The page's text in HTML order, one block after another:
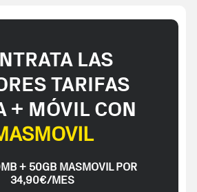
LAS
TARIFAS
+ MÓVIL CON
+ 50GB MASMOVIL POR
34,90€/MES